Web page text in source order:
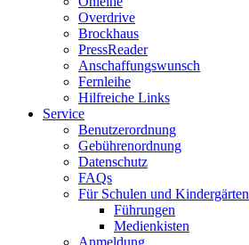
Overdrive
Brockhaus
PressReader
Anschaffungswunsch
Fernleihe
Hilfreiche Links
Service
Benutzerordnung
Gebührenordnung
Datenschutz
FAQs
Für Schulen und Kindergärten
Führungen
Medienkisten
Anmeldung